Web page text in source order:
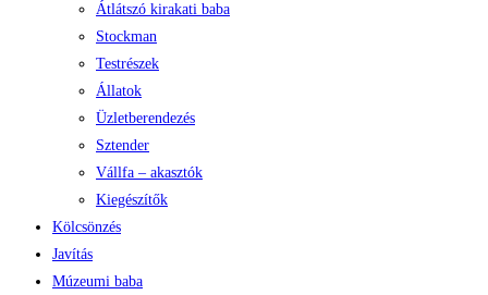
Átlátszó kirakati baba
Stockman
Testrészek
Állatok
Üzletberendezés
Sztender
Vállfa – akasztók
Kiegészítők
Kölcsönzés
Javítás
Múzeumi baba